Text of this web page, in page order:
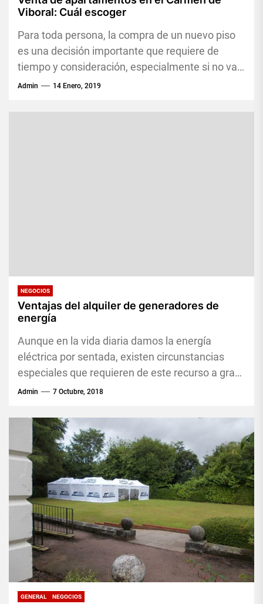
Viboral: Cuál escoger
Para toda persona, la compra de un nuevo piso
es una decisión importante que requiere de
tiempo y consideración, especialmente si no va a
ser...
Admin 14 Enero, 2019
NEGOCIOS
Ventajas del alquiler de generadores de
energía
Aunque en la vida diaria damos la energía
eléctrica por sentada, existen circunstancias
especiales que requieren de este recurso a gran
escala o en lugares...
Admin 7 Octubre, 2018
GENERAL NEGOCIOS